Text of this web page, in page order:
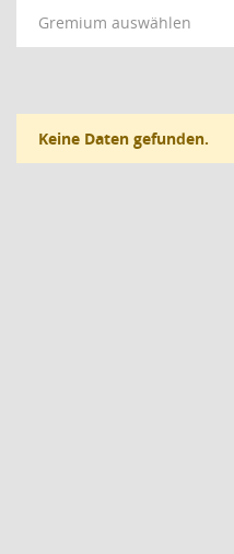
Gremium auswählen
Keine Daten gefunden.